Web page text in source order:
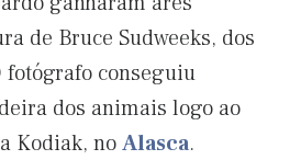
de Bruce Sudweeks, dos
fotógrafo conseguiu
dos animais logo ao
Kodiak, noAlasca.